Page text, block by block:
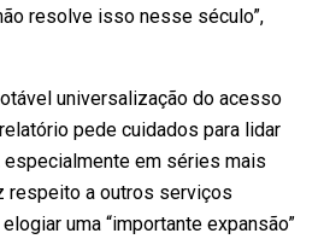
resolve isso nesse século”,
universalização do acesso
pede cuidados para lidar
especialmente em séries mais
respeito a outros serviços
uma “importante expansão”